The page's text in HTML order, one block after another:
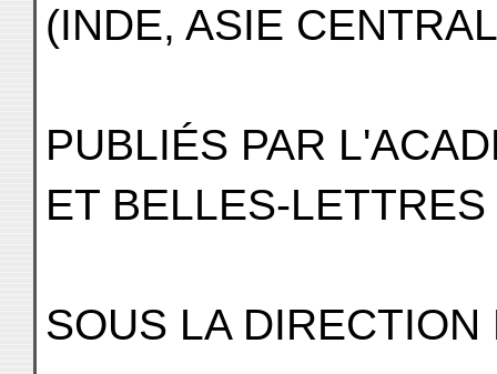
(INDE, ASIE
PUBLIÉS PAR
ET BELLES-LETTRES
SOUS LA DIRECTION